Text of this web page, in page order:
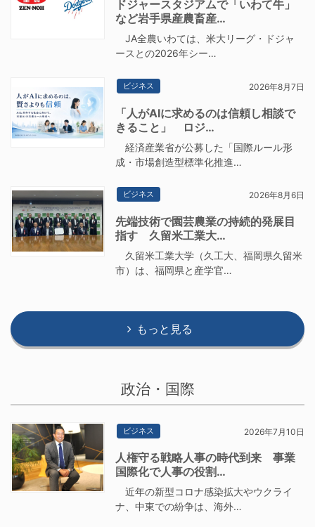
ドジャースタジアムで「いわて牛」
など岩手県産農畜産…
JA全農いわては、米大リーグ・ドジャ
ースとの2026年シー…
ビジネス 2026年8月7日
「人がAIに求めるのは信頼し相談で
きること」 ロジ…
経済産業省が公募した「国際ルール形
成・市場創造型標準化推進…
ビジネス 2026年8月6日
先端技術で園芸農業の持続的発展目
指す 久留米工業大…
久留米工業大学（久工大、福岡県久留米
市）は、福岡県と産学官…
もっと見る
政治・国際
ビジネス 2026年7月10日
人権守る戦略人事の時代到来 事業
国際化で人事の役割…
近年の新型コロナ感染拡大やウクライ
ナ、中東での紛争は、海外…